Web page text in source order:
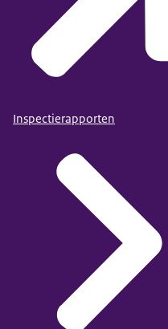
Inspectierapporten